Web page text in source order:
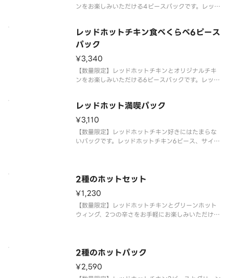
ンをお楽しみいただける4ピースパックです。レッド
組み合わせは、写真と異なる場合がございます。 ※
商品の特性上、チキンの
レッドホットチキン食べくらべ6ピース
パック
¥3,340
【数量限定】レッドホットチキンとオリジナルチキ
ンをお楽しみいただける6ピースパックです。レッド
組み合わせは、写真と異なる場合がございます。 ※
商品の特性上、チキンの
レッドホット満喫パック
¥3,110
【数量限定】レッドホットチキン好きにはたまらな
いパックです。レッドホットチキン6ピース、サイド
す。 ※提供方法は、写真と
2種のホットセット
¥1,230
【数量限定】レッドホットチキンとグリーンホット
ウィング、2つの辛さをお手軽にお楽しみいただける
場合がございます。 ※商品の
2種のホットパック
¥2,590